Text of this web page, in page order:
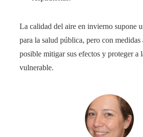
La calidad del aire en invierno supone
para la salud pública, pero con medidas
posible mitigar sus efectos y proteger a
vulnerable.